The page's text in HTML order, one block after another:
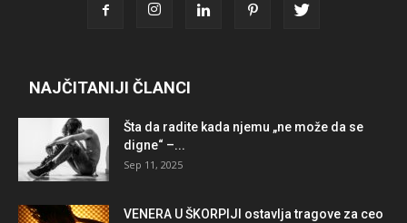
NAJČITANIJI ČLANCI
Šta da radite kada njemu „ne može da se
digne“ –...
Sep 11, 2025
VENERA U ŠKORPIJI ostavlja tragove za ceo